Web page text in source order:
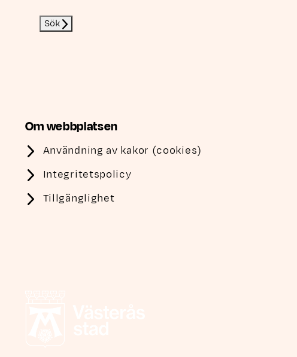
Sök
Om webbplatsen
Användning av kakor (cookies)
Integritetspolicy
Tillgänglighet